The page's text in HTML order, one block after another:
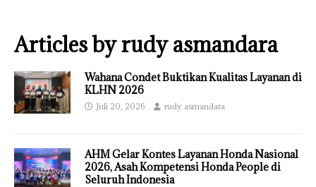
Articles byrudy asmandara
Wahana Condet Buktikan Kualitas Layanan di
KLHN 2026
Juli 20, 2026 rudy asmandara
AHM Gelar Kontes Layanan Honda Nasional
2026, Asah Kompetensi Honda People di
Seluruh Indonesia